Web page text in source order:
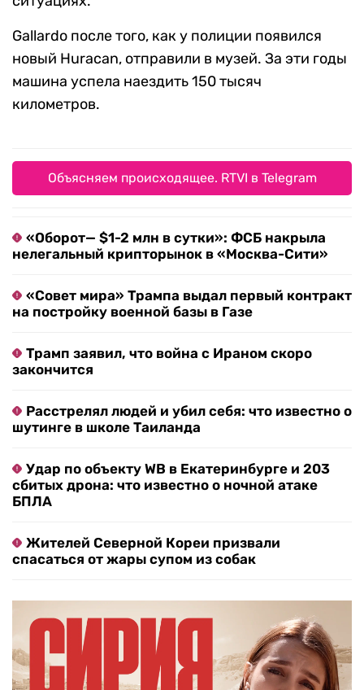
Gallardo после того, как у полиции появился
новый Huracan, отправили в музей. За эти годы
машина успела наездить 150 тысяч
километров.
Объясняем происходящее. RTVI в Telegram
«Оборот— $1-2 млн в сутки»: ФСБ накрыла
нелегальный крипторынок в «Москва-Сити»
«Совет мира» Трампа выдал первый контракт
на постройку военной базы в Газе
Трамп заявил, что война с Ираном скоро
закончится
Расстрелял людей и убил себя: что известно о
шутинге в школе Таиланда
Удар по объекту WB в Екатеринбурге и 203
сбитых дрона: что известно о ночной атаке
БПЛА
Жителей Северной Кореи призвали
спасаться от жары супом из собак